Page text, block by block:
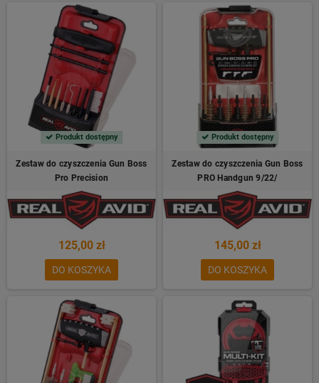
Produkt dostępny
Zestaw do czyszczenia Gun Boss
Pro Precision
125,00 zł
DO KOSZYKA
Produkt dostępny
Zestaw do czyszczenia Gun Boss
PRO Handgun 9/22/
145,00 zł
DO KOSZYKA